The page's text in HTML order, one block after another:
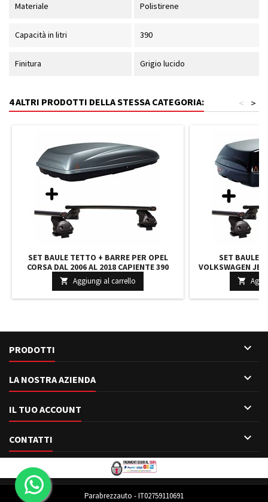
Materiale Polistirene
Capacità in litri 390
Finitura Grigio lucido
4 ALTRI PRODOTTI DELLA STESSA CATEGORIA: >
<
SET BAULE TETTO + BARRE PER OPEL
CORSA DAL 2006 AL 2018 CAPIENTE 390
LITRI COLORE GRIGIO CON CHIAVE BARRE
110 CM + KIT ATTACCHI
 Aggiungi al carrello
SET BAULE
VOLKSWAGEN
240 LITRI
BARRE 127

PRODOTTI 
LA NOSTRA AZIENDA 
IL TUO ACCOUNT 
CONTATTI 
Parabrezzauto - IT02759110691